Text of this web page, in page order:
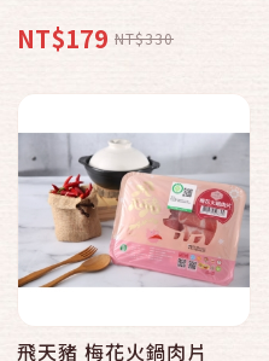
NT$179 NT$330
飛天豬 梅花火鍋肉片